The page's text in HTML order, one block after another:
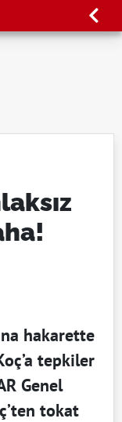
hakarette
tepkiler
Genel
tokat